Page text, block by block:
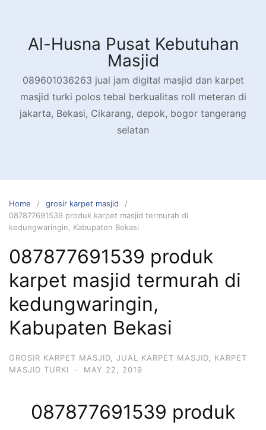
contentAl-Husna Pusat Kebutuhan
Masjid
089601036263 jual jam digital masjid dan karpet
masjid turki polos tebal berkualitas roll meteran di
jakarta, Bekasi, Cikarang, depok, bogor tangerang
selatan
Home
grosir karpet masjid
087877691539 produk karpet masjid termurah di
kedungwaringin, Kabupaten Bekasi
087877691539 produk
karpet masjid termurah di
kedungwaringin,
Kabupaten Bekasi
GROSIR KARPET MASJID JUAL KARPET MASJID
KARPET
MASJID TURKI
· MAY 22, 2019
087877691539 produk